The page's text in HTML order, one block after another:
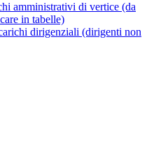
amministrativi di vertice (da
in tabelle)
dirigenziali (dirigenti non